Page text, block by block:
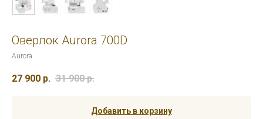
Оверлок Aurora 700D
Aurora
27 900 р. 31 900 р.
Добавить в корзину